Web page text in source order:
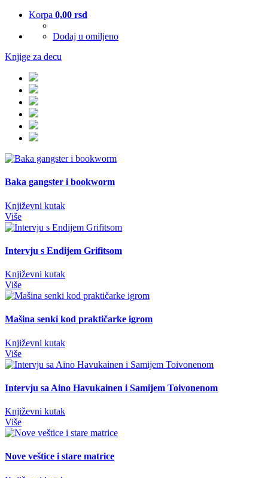
Korpa 0,00 rsd
Dodaj u omiljeno
Knjige za decu
Baka gangster i bookworm
Književni kutak
Više
Intervju s Endijem Grifitsom
Književni kutak
Više
Mašina senki kod praktičarke igrom
Književni kutak
Više
Intervju sa Aino Havukainen i Samijem Toivonenom
Književni kutak
Više
Nove veštice i stare matrice